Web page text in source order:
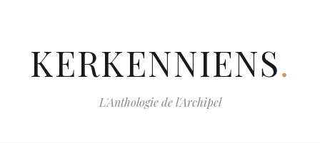
KERKENNIENS.
L'Anthologie de l'Archipel